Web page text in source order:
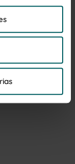
accesibles
las cookies" si
Web. Haga
más completa
80g cada una
nuestros
su intenso sabor
convertirá este